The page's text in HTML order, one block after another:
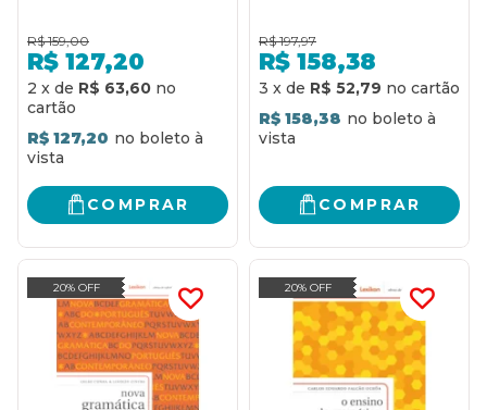
R$ 159,00
R$ 127,20
2 x de R$ 63,60
R$ 127,20
COMPRAR
R$ 197,97
R$ 158,38
3 x de R$ 52,79
R$ 158,38
COMPRAR
20% OFF 20% OFF